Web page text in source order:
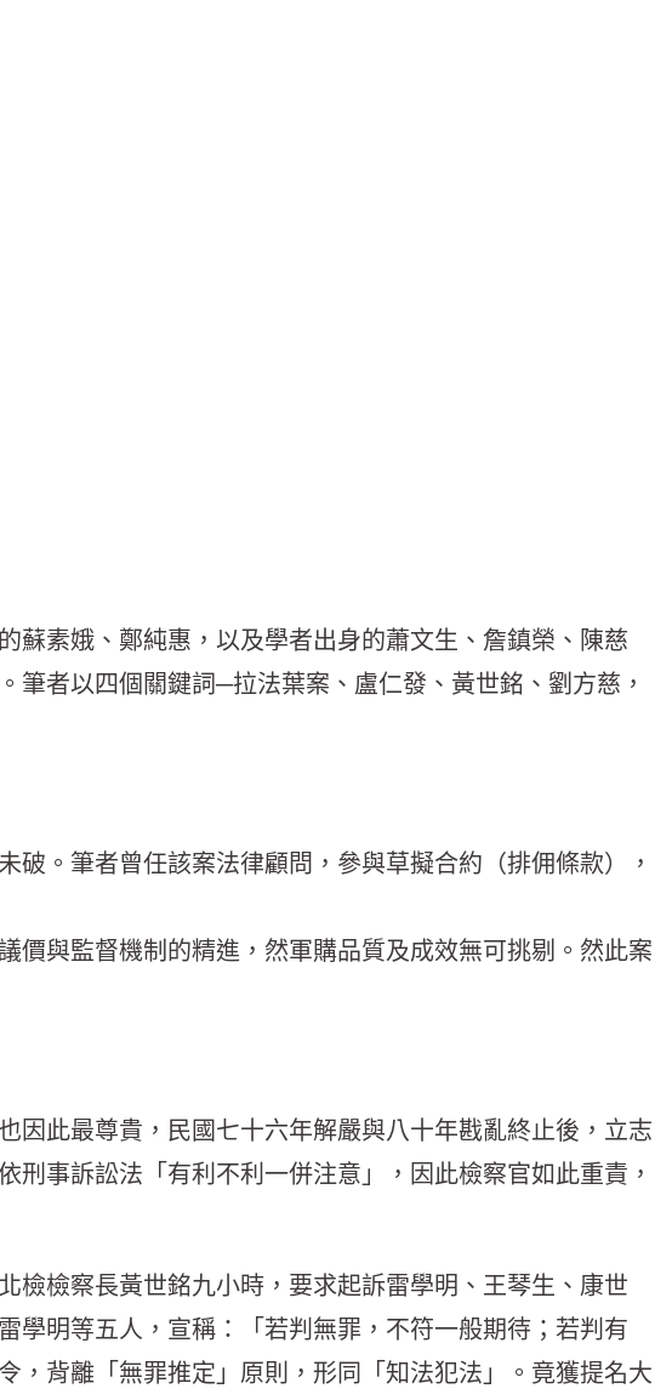
蘇素娥、鄭純惠，以及學者出身的蕭文生、詹鎮榮、陳慈
者以四個關鍵詞─拉法葉案、盧仁發、黃世銘、劉方慈，
。筆者曾任該案法律顧問，參與草擬合約（排佣條款），
價與監督機制的精進，然軍購品質及成效無可挑剔。然此案
因此最尊貴，民國七十六年解嚴與八十年戡亂終止後，立志
事訴訟法「有利不利一併注意」，因此檢察官如此重責，
檢檢察長黃世銘九小時，要求起訴雷學明、王琴生、康世
學明等五人，宣稱：「若判無罪，不符一般期待；若判有
，背離「無罪推定」原則，形同「知法犯法」。竟獲提名大